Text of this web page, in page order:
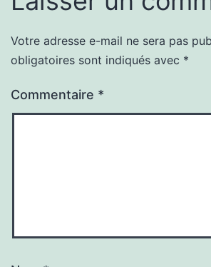
Votre adresse e-mail ne sera pas
obligatoires sont indiqués avec *
Commentaire *